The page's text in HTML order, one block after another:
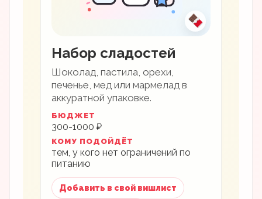
🍫
Набор сладостей
Шоколад, пастила, орехи,
печенье, мед или мармелад в
аккуратной упаковке.
БЮДЖЕТ
300-1000 ₽
КОМУ ПОДОЙДЁТ
тем, у кого нет ограничений по
питанию
Добавить в свой вишлист